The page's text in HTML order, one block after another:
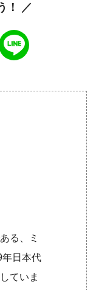
！ ／
る、ミ
年日本代
ていま